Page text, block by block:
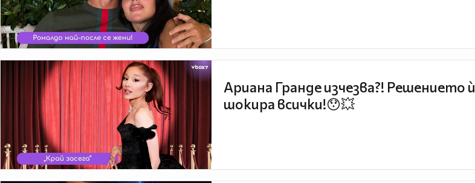
Ариана Гранде изчезва?! Решението ѝ
шокира всички!😯💥